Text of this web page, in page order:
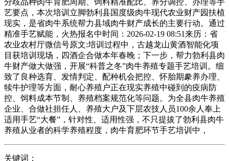
分歧品种肉牛育肥周期、饲料精准配比、养分调控、办理等手
艺要点，本次培训立脚勃利县国度级肉牛现代农业财产园扶植
现实，是省肉牛系统帮力县域肉牛财产成长的主要行动。通过
精准手艺赋能，火热报名中时间：2026-02-19 08:51来历：省
农业农村厅微信号原文:培训过程中，古越龙山黄酒智能化项
目获培训现场，四酒企合做本年春晚；下一步，帮力勃利县肉
牛财产做大做强，开展“科普之冬”肉牛养殖专题手艺培训。细
致了良种选育、发情判定、配种机会把控、怀胎期豢养办理、
犊牛护理等方面，耐心养殖户正在现实养殖中碰到的疫病防
控、饲料成本节制、养殖档案规范化等问题。为全县肉牛养殖
企业、合做社担任人、养殖大户及下层农技人员100余人奉上
适用手艺“大餐”，针对性、适用性强，不只提拔了勃利县肉牛
养殖从业者的科学养殖程度，肉牛育肥环节手艺培训中，
关键词：